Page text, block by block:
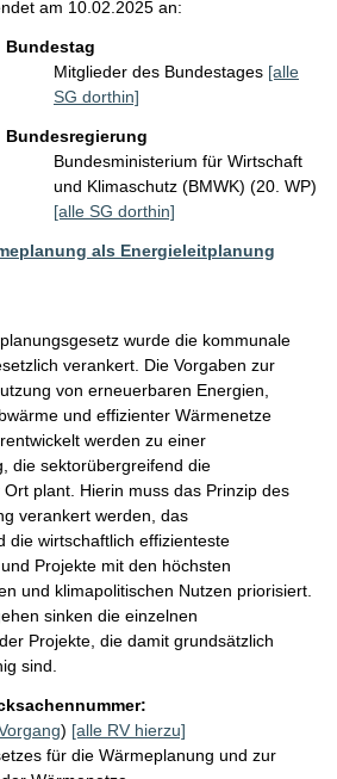
am 10.02.2025 an:
Bundestag
Mitglieder des Bundestages [alle
SG dorthin]
Bundesregierung
Bundesministerium für Wirtschaft
und Klimaschutz (BMWK) (20. WP)
[alle SG dorthin]
als Energieleitplanung
wurde die kommunale
verankert. Die Vorgaben zur
von erneuerbaren Energien,
und effizienter Wärmenetze
werden zu einer
die sektorübergreifend die
plant. Hierin muss das Prinzip des
verankert werden, das
die wirtschaftlich effizienteste
Projekte mit den höchsten
und klimapolitischen Nutzen priorisiert.
sinken die einzelnen
Projekte, die damit grundsätzlich
sind.
) [alle RV hierzu]
für die Wärmeplanung und zur